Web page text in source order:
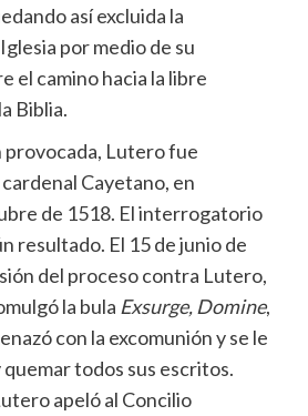
así excluida la
por medio de su
el camino hacia la libre
Biblia.
provocada, Lutero fue
Cayetano, en
de 1518. El interrogatorio
resultado. El 15 de junio de
del proceso contra Lutero,
la bula Exsurge, Domine,
con la excomunión y se le
todos sus escritos.
apeló al Concilio